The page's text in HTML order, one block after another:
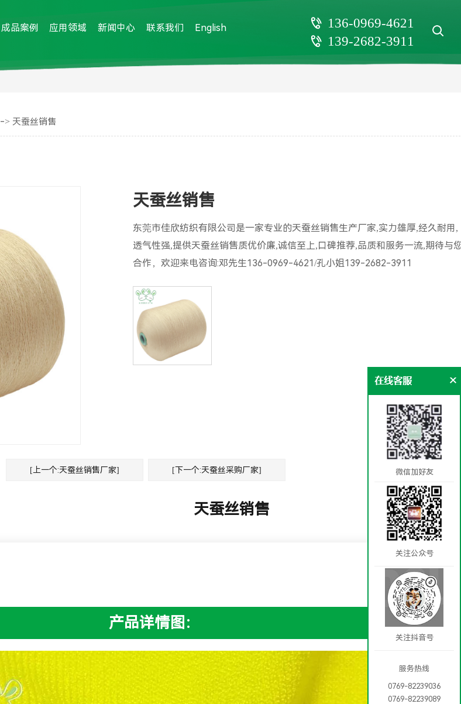
136-0969-4621
139-2682-3911
成品案例 应用领域 新闻中心 联系我们 English
-> 天蚕丝销售
天蚕丝销售
东莞市佳欣纺织有限公司是一家专业的天蚕丝销售生产厂家,实力雄厚,经久耐用,
透气性强,提供天蚕丝销售质优价廉,诚信至上,口碑推荐,品质和服务一流,期待与
合作，欢迎来电咨询:邓先生136-0969-4621/孔小姐139-2682-3911
[上一个:天蚕丝销售厂家] [下一个:天蚕丝采购厂家]
天蚕丝销售
产品详情图：
微信加好友
关注公众号
关注抖音号
服务热线
0769-82239036
0769-82239089